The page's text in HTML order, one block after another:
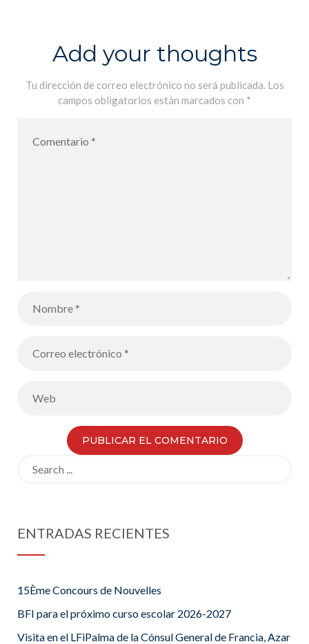
Add your thoughts
Tu dirección de correo electrónico no será publicada. Los
campos obligatorios están marcados con *
ENTRADAS RECIENTES
15Ème Concours de Nouvelles
BFI para el próximo curso escolar 2026-2027
Visita en el LFiPalma de la Cónsul General de Francia, Azar